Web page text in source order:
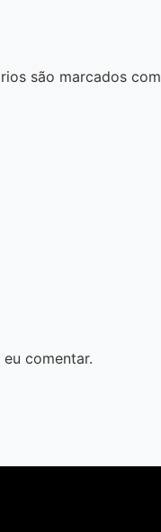
são marcados com
comentar.